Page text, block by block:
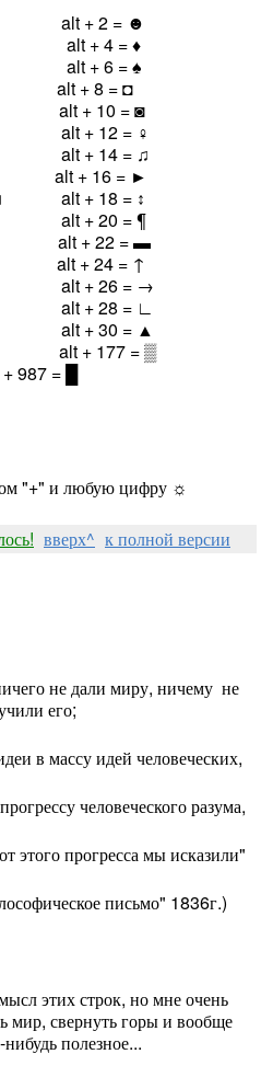
☺ alt + 2 = ☻
♥ alt + 4 = ♦
♣ alt + 6 = ♠
• alt + 8 = ◘
alt + 10 = ◙
♂ alt + 12 = ♀
♪ alt + 14 = ♫
☼ alt + 16 = ►
◄ alt + 18 = ↕
‼ alt + 20 = ¶
§ alt + 22 = ▬
↨ alt + 24 = ↑
↓ alt + 26 = →
← alt + 28 = ∟
↔ alt + 30 = ▲
alt + 177 = ▒
987 = █
"+" и любую цифру ☼
вверх^ к полной версии
не дали миру, ничему не
его;
в массу идей человеческих,
человеческого разума,
этого прогресса мы исказили"
письмо" 1836г.)
этих строк, но мне очень
мир, свернуть горы и вообще
нибудь полезное...